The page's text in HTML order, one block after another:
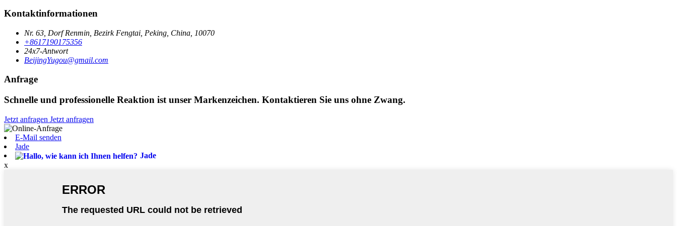
Kontaktinformationen
Nr. 63, Dorf Renmin, Bezirk Fengtai, Peking, China, 10070
+8617190175356
24x7-Antwort
BeijingYugou@gmail.com
Anfrage
Schnelle und professionelle Reaktion ist unser Markenzeichen. Kontaktieren Sie uns ohne Zwang.
Jetzt anfragen Jetzt anfragen
E-Mail senden
Jade
Jade
x